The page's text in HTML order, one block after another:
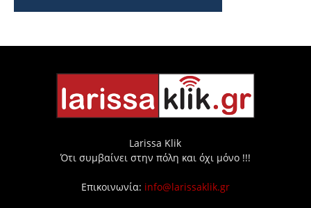
Larissa Klik
Ότι συμβαίνει στην πόλη και όχι μόνο !!!
Επικοινωνία: info@larissaklik.gr